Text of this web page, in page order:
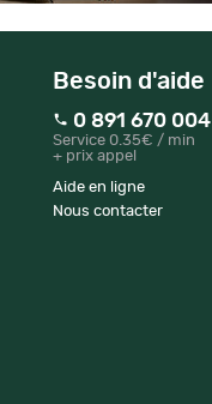
Besoin d'aide
0 891 670 004
Service 0.35€ / min
+ prix appel
Aide en ligne
Nous contacter